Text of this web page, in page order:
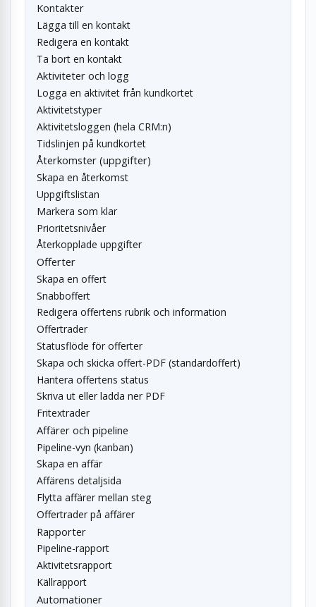
Kontakter
Lägga till en kontakt
Redigera en kontakt
Ta bort en kontakt
Aktiviteter och logg
Logga en aktivitet från kundkortet
Aktivitetstyper
Aktivitetsloggen (hela CRM:n)
Tidslinjen på kundkortet
Återkomster (uppgifter)
Skapa en återkomst
Uppgiftslistan
Markera som klar
Prioritetsnivåer
Återkopplade uppgifter
Offerter
Skapa en offert
Snabboffert
Redigera offertens rubrik och information
Offertrader
Statusflöde för offerter
Skapa och skicka offert-PDF (standardoffert)
Hantera offertens status
Skriva ut eller ladda ner PDF
Fritextrader
Affärer och pipeline
Pipeline-vyn (kanban)
Skapa en affär
Affärens detaljsida
Flytta affärer mellan steg
Offertrader på affärer
Rapporter
Pipeline-rapport
Aktivitetsrapport
Källrapport
Automationer